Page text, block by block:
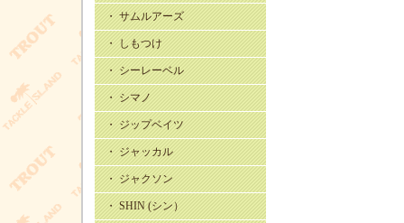
・ サムルアーズ
・ しもつけ
・ シーレーベル
・ シマノ
・ ジップベイツ
・ ジャッカル
・ ジャクソン
・ SHIN (シン）